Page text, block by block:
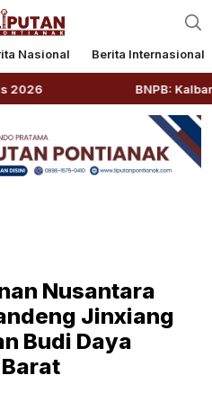
Nasional Berita Internasional
BNPB: Kalbar Masuk
Nusantara
Jinxiang
Budi Daya